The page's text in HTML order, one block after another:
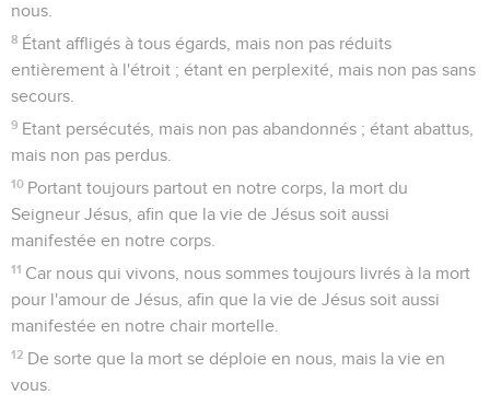
nous.
8 Étant affligés à tous égards, mais non pas réduits
entièrement à l'étroit ; étant en perplexité, mais non pas sans
secours.
9 Etant persécutés, mais non pas abandonnés ; étant abattus,
mais non pas perdus.
10 Portant toujours partout en notre corps, la mort du
Seigneur Jésus, afin que la vie de Jésus soit aussi
manifestée en notre corps.
11 Car nous qui vivons, nous sommes toujours livrés à la mort
pour l'amour de Jésus, afin que la vie de Jésus soit aussi
manifestée en notre chair mortelle.
12 De sorte que la mort se déploie en nous, mais la vie en
vous.